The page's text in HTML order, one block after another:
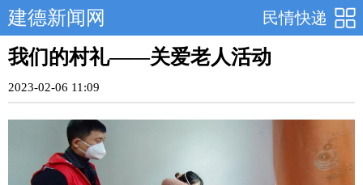
民情快递
建德新闻网
我们的村礼——关爱老人活动
2023-02-06 11:09